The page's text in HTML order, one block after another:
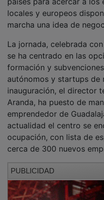
locales y europeos
marcha una idea de
se ha centrado en las
formación y
autónomos y startups de
inauguración, el director
Aranda, ha puesto de
emprendedor de
actualidad el centro se
ocupación, con lista de
cerca de 300 nuevos